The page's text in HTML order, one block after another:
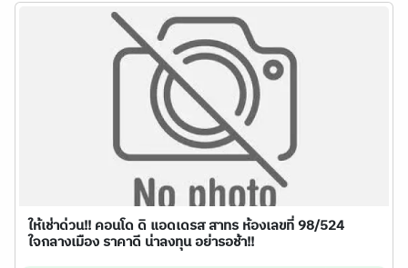
ให้เช่าด่วน!! คอนโด ดิ แอดเดรส สาทร ห้องเลขที่ 98/524
ใจกลางเมือง ราคาดี น่าลงทุน อย่ารอช้า!!